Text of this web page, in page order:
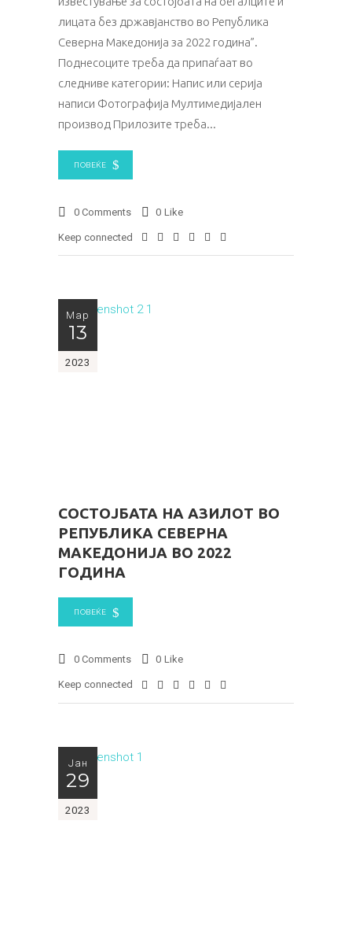
лицата без државјанство во Република
Северна Македонија за 2022 година”.
Поднесоците треба да припаѓаат во
следниве категории: Напис или серија
написи Фотографија Мултимедијален
производ Прилозите треба
ПОВЕЌЕ
0 Comments 0 Like
Keep connected
Мар
13
2023
СОСТОЈБАТА НА АЗИЛОТ ВО
РЕПУБЛИКА СЕВЕРНА
МАКЕДОНИЈА ВО 2022
ГОДИНА
ПОВЕЌЕ
0 Comments 0 Like
Keep connected
Јан
29
2023